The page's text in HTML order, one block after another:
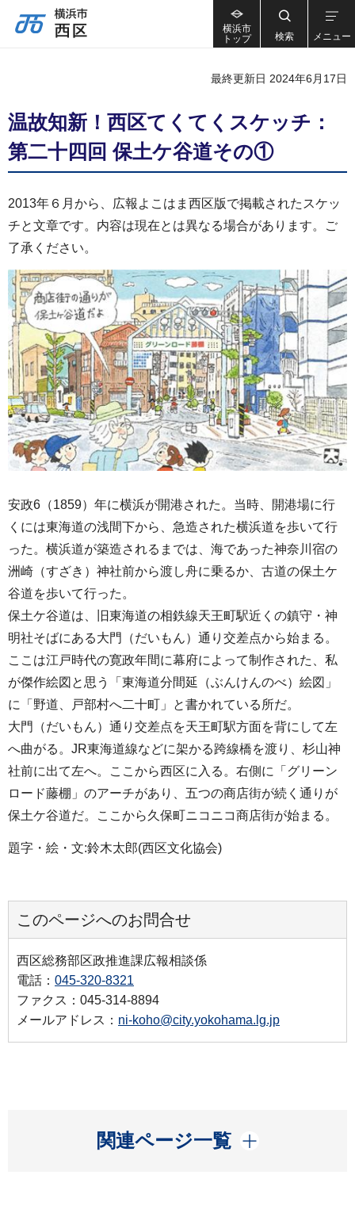
横浜市
トップ
検索 メニュー
最終更新日 2024年6月17日
温故知新！西区てくてくスケッチ：
第二十四回 保土ケ谷道その①
2013年６月から、広報よこはま西区版で掲載されたスケッ
チと文章です。内容は現在とは異なる場合があります。ご
了承ください。
安政6（1859）年に横浜が開港された。当時、開港場に行
くには東海道の浅間下から、急造された横浜道を歩いて行
った。横浜道が築造されるまでは、海であった神奈川宿の
洲崎（すざき）神社前から渡し舟に乗るか、古道の保土ケ
谷道を歩いて行った。
保土ケ谷道は、旧東海道の相鉄線天王町駅近くの鎮守・神
明社そばにある大門（だいもん）通り交差点から始まる。
ここは江戸時代の寛政年間に幕府によって制作された、私
が傑作絵図と思う「東海道分間延（ぶんけんのべ）絵図」
に「野道、戸部村へ二十町」と書かれている所だ。
大門（だいもん）通り交差点を天王町駅方面を背にして左
へ曲がる。JR東海道線などに架かる跨線橋を渡り、杉山神
社前に出て左へ。ここから西区に入る。右側に「グリーン
ロード藤棚」のアーチがあり、五つの商店街が続く通りが
保土ケ谷道だ。ここから久保町ニコニコ商店街が始まる。
題字・絵・文:鈴木太郎(西区文化協会)
このページへのお問合せ
西区総務部区政推進課広報相談係
電話： 045-320-8321
ファクス：045-314-8894
メールアドレス： ni-koho@city.yokohama.lg.jp
関連ページ一覧
開く